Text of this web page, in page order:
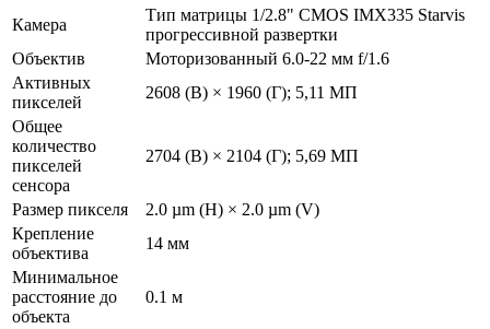
Камера
Тип матрицы 1/2.8" CMOS IMX335 Starvis
прогрессивной развертки
Объектив
Моторизованный 6.0-22 мм f/1.6
Активных
пикселей
2608 (В) × 1960 (Г); 5,11 МП
Общее
количество
пикселей
сенсора
2704 (В) × 2104 (Г); 5,69 МП
Размер пикселя
2.0 µm (H) × 2.0 µm (V)
Крепление
объектива
14 мм
Минимальное
расстояние до
объекта
0.1 м